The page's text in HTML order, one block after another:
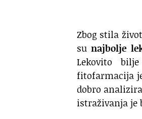
Zbog stila
sunajbolje
Lekovito
fitofarmacija
dobro
istraživanja je